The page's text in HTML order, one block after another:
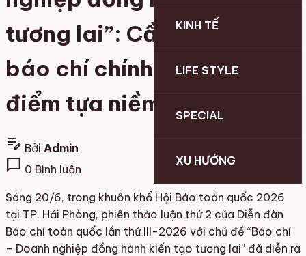
KINH TẾ
LIFE STYLE
SPECIAL
XU HƯỚNG
tương lai”: Cần nuôi dưỡng
báo chí chính thống như
điểm tựa niềm tin
edit_note Bởi Admin
chat_bubble 0 Bình luận
Sáng 20/6, trong khuôn khổ Hội Báo toàn quốc 2026
tại TP. Hải Phòng, phiên thảo luận thứ 2 của Diễn đàn
Báo chí toàn quốc lần thứ III-2026 với chủ đề “Báo chí
– Doanh nghiệp đồng hành kiến tạo tương lai” đã diễn ra